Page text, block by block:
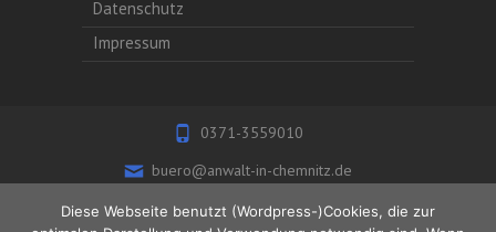
Datenschutz
Impressum
0371-3559010
buero@anwalt-in-chemnitz.de
Ulmenstrasse 42 09112 Chemnitz
Diese Webseite benutzt (Wordpress-)Cookies, die zur